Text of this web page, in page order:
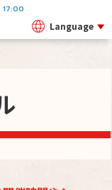
17:00
Language